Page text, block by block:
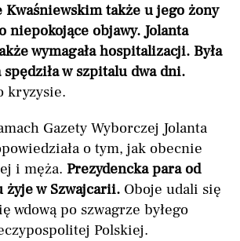
Kwaśniewskim także u jego żony
niepokojące objawy. Jolanta
wymagała hospitalizacji. Była
w szpitalu dwa dni.
kryzysie.
Gazety Wyborczej Jolanta
o tym, jak obecnie
i męża. Prezydencka para od
żyje w Szwajcarii. Oboje udali się
wdową po szwagrze byłego
Polskiej.